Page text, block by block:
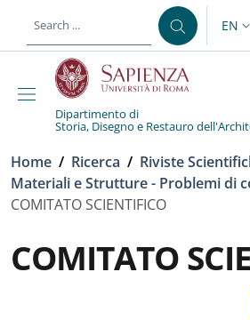
EN
Dipartimento di
Storia, Disegno e Restauro
Breadcrumb
Home / Ricerca / Riviste
Materiali e Strutture - Problemi di
COMITATO SCIENTIFICO
COMITATO